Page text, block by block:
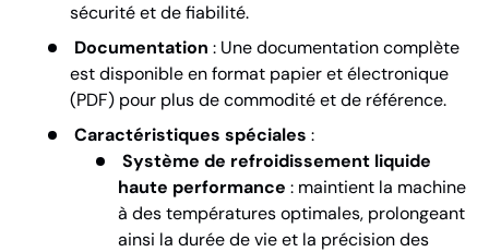
sécurité et de fiabilité.
Documentation : Une documentation complète
est disponible en format papier et électronique
(PDF) pour plus de commodité et de référence.
Caractéristiques spéciales :
Système de refroidissement liquide
haute performance : maintient la machine
à des températures optimales, prolongeant
ainsi la durée de vie et la précision des